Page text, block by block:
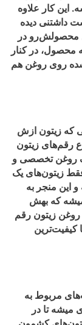
کار علاوه
دیده
در
محصول، در کنار
روی روغن هم
زیتون ازش
رقم‌های زیتون
روغن تخصصی و
زیتون‌های یک
منجر به
که بهش
زیتون رقم
مربوط به
تا در